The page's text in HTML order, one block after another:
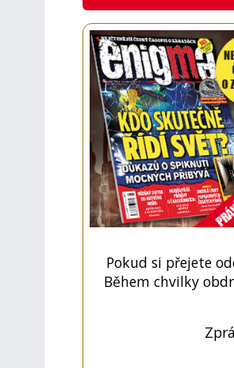
Pokud si přejete
Během chvilky